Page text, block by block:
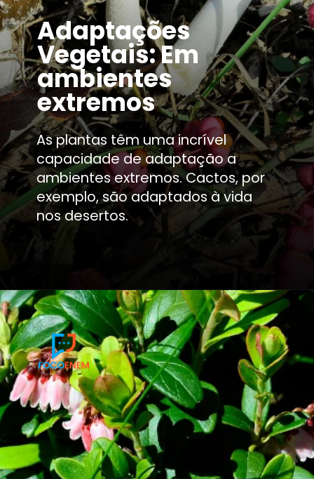
As plantas têm uma incrível
capacidade de adaptação a
ambientes extremos. Cactos, por
exemplo, são adaptados à vida
nos desertos.
Adaptações
Vegetais: Em
ambientes
extremos